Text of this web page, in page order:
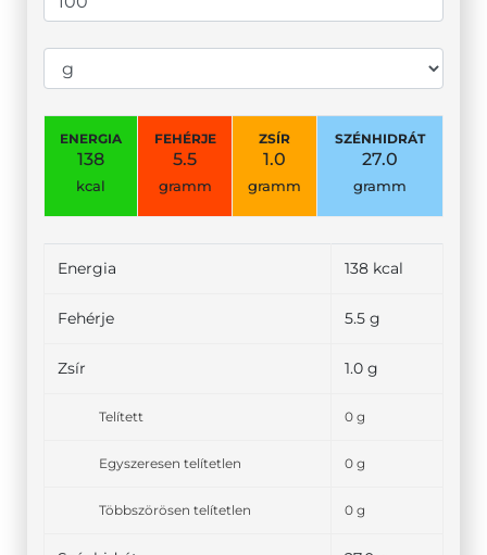
ENERGIA
138
kcal
FEHÉRJE
5.5
gramm
ZSÍR
1.0
gramm
SZÉNHIDRÁT
27.0
gramm
Energia 138 kcal
Fehérje 5.5 g
Zsír 1.0 g
Telített 0 g
Egyszeresen telítetlen 0 g
Többszörösen telítetlen 0 g